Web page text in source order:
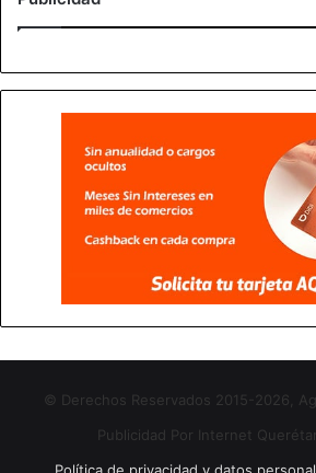
© Derechos Reservados 2015-2026,
Publicidad Por Internet